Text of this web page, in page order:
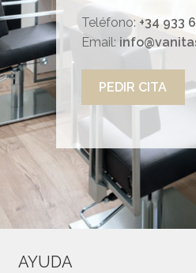
Teléfono: +34 933
Email:
PEDIR CITA
AYUDA